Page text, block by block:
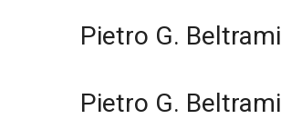
Pietro G. Beltrami
Pietro G. Beltrami